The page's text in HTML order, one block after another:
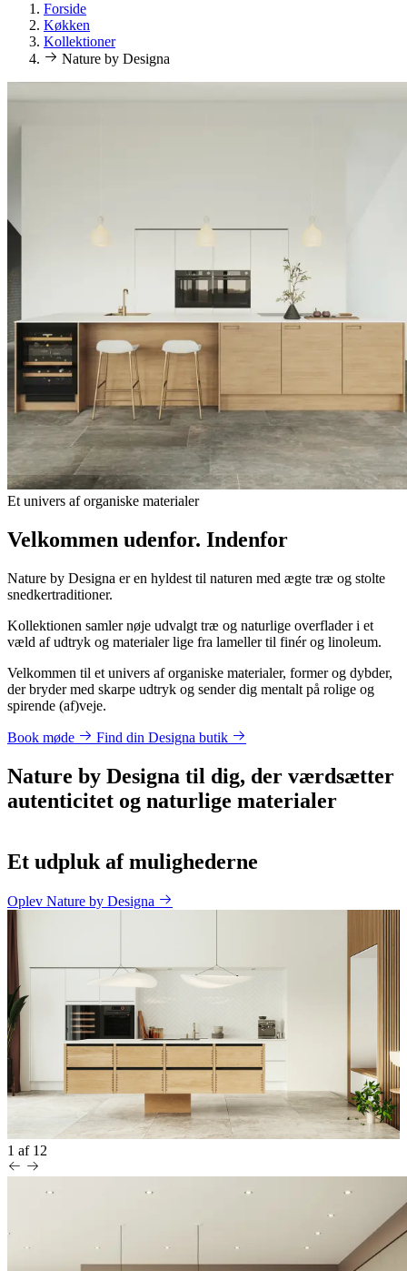
Forside
Køkken
Kollektioner
Nature by Designa
Et univers af organiske materialer
Velkommen udenfor. Indenfor
Nature by Designa er en hyldest til naturen med ægte træ og stolte
snedkertraditioner.
Kollektionen samler nøje udvalgt træ og naturlige overflader i et
væld af udtryk og materialer lige fra lameller til finér og linoleum.
Velkommen til et univers af organiske materialer, former og dybder,
der bryder med skarpe udtryk og sender dig mentalt på rolige og
spirende (af)veje.
Book møde Find din Designa butik
Nature by Designa til dig, der værdsætter
autenticitet og naturlige materialer
Et udpluk af mulighederne
Oplev Nature by Designa
1 af 12